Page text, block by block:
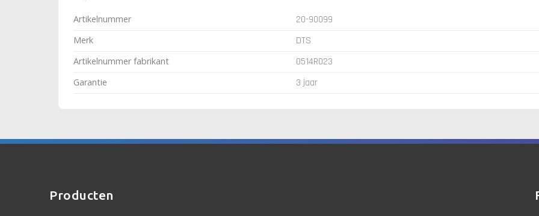
Artikelnummer 20-90099
Merk DTS
Artikelnummer fabrikant 0514R023
Garantie 3 jaar
Producten